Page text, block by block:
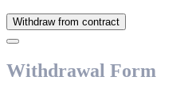
Withdraw from contract
Withdrawal Form